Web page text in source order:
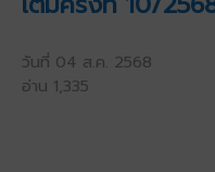
วันที่ 04 ส.ค. 2568
อ่าน 1,335